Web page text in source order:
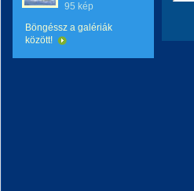
95 kép
Böngéssz a galériák
között!